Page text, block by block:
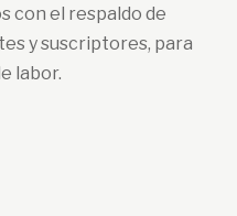
con el respaldo de
y suscriptores, para
labor.